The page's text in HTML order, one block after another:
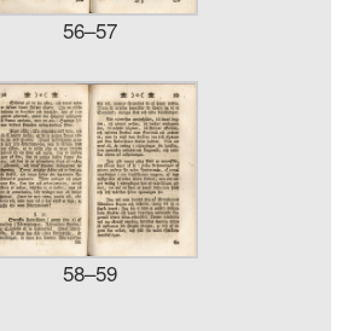
56–57
58–59